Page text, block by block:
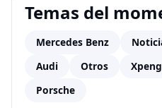
Temas del
Mercedes Benz
Audi
Otros Xpeng
Porsche